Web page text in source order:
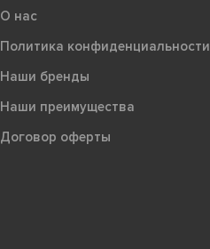
О нас
Политика конфиденциальности
Наши бренды
Наши преимущества
Договор оферты